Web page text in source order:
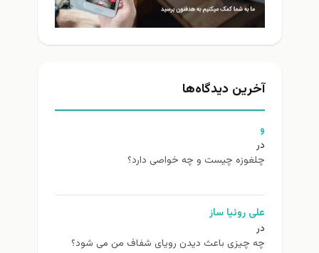
آخرین دیدگاه‌ها
و
در
چلغوزه چیست و چه خواصی دارد؟
علی روئیا ساز
در
چه چیزی باعث دیدن رویای شفاف من می شود؟